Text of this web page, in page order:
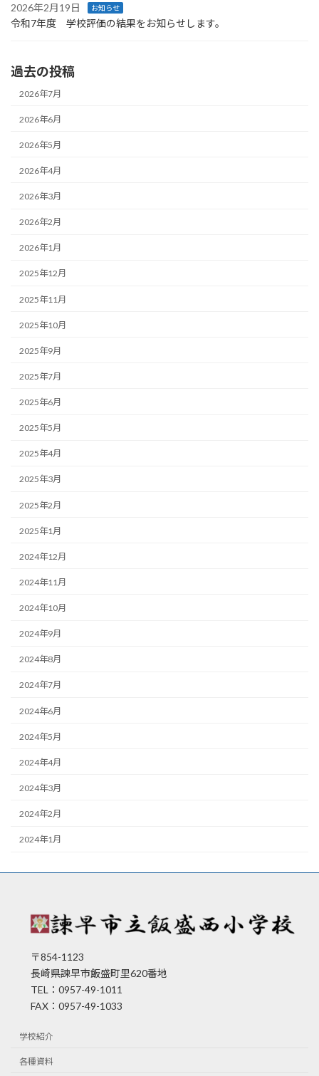
2026年2月19日 お知らせ
令和7年度 学校評価の結果をお知らせします。
過去の投稿
2026年7月
2026年6月
2026年5月
2026年4月
2026年3月
2026年2月
2026年1月
2025年12月
2025年11月
2025年10月
2025年9月
2025年7月
2025年6月
2025年5月
2025年4月
2025年3月
2025年2月
2025年1月
2024年12月
2024年11月
2024年10月
2024年9月
2024年8月
2024年7月
2024年6月
2024年5月
2024年4月
2024年3月
2024年2月
2024年1月
〒854-1123
長崎県諫早市飯盛町里620番地
TEL：0957-49-1011
FAX：0957-49-1033
学校紹介
各種資料